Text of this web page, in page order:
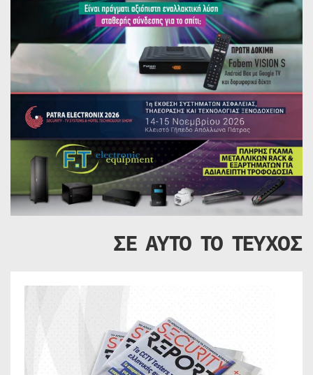
ΣΕ ΑΥΤΟ ΤΟ ΤΕΥΧΟΣ